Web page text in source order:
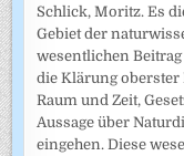
Schlick, Moritz. Es
Gebiet der
wesentlichen
die Klärung oberster
Raum und Zeit,
Aussage über
eingehen. Diese